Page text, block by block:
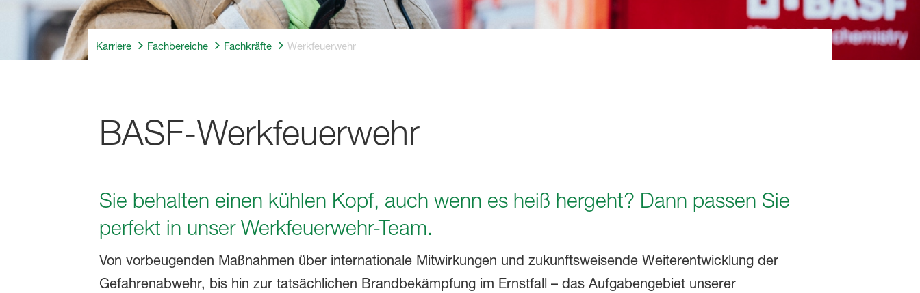
Karriere Fachbereiche Fachkräfte Werkfeuerwehr
BASF-Werkfeuerwehr
Sie behalten einen kühlen Kopf, auch wenn es heiß hergeht? Dann passen Sie
perfekt in unser Werkfeuerwehr-Team.
Von vorbeugenden Maßnahmen über internationale Mitwirkungen und zukunftsweisende Weiterentwicklung der
Gefahrenabwehr, bis hin zur tatsächlichen Brandbekämpfung im Ernstfall – das Aufgabengebiet unserer